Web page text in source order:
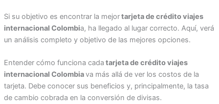
Si su objetivo es encontrar la mejortarjeta de crédito viajes
internacional Colombia, ha llegado al lugar correcto. Aquí, verá
un análisis completo y objetivo de las mejores opciones.
Entender cómo funciona cada tarjeta de crédito viajes
internacional Colombiava más allá de ver los costos de la
tarjeta. Debe conocer sus beneficios y, principalmente, la tasa
de cambio cobrada en la conversión de divisas.